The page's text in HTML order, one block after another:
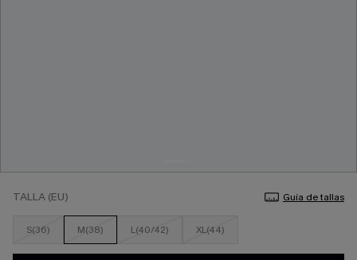
TALLA (EU) Guía de tallas
S(36) M(38) L(40/42) XL(44)